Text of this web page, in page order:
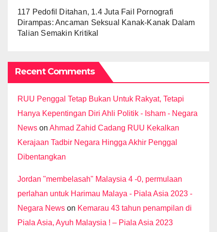
117 Pedofil Ditahan, 1.4 Juta Fail Pornografi
Dirampas: Ancaman Seksual Kanak-Kanak Dalam
Talian Semakin Kritikal
Recent Comments
RUU Penggal Tetap Bukan Untuk Rakyat, Tetapi
Hanya Kepentingan Diri Ahli Politik - Isham - Negara
News on Ahmad Zahid Cadang RUU Kekalkan
Kerajaan Tadbir Negara Hingga Akhir Penggal
Dibentangkan
Jordan "membelasah" Malaysia 4 -0, permulaan
perlahan untuk Harimau Malaya - Piala Asia 2023 -
Negara News on Kemarau 43 tahun penampilan di
Piala Asia, Ayuh Malaysia ! – Piala Asia 2023